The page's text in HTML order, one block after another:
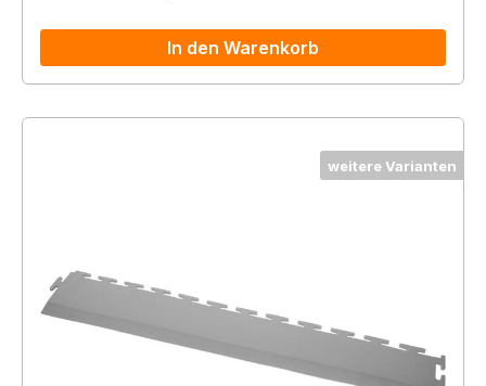
In den Warenkorb
weitere Varianten